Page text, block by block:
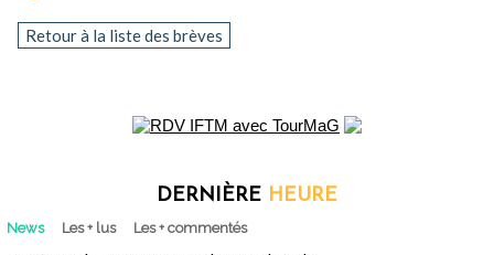
Retour à la liste des brèves
DERNIÈRE HEURE
News Les + lus Les + commentés